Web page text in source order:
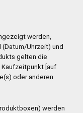
werden,
Uhrzeit) und
gelten die
Kaufzeitpunkt [auf
oder anderen
werden